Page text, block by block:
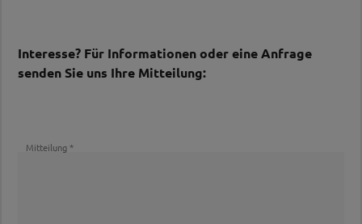
Interesse? Für Informationen oder eine Anfrage
senden Sie uns Ihre Mitteilung:
Mitteilung